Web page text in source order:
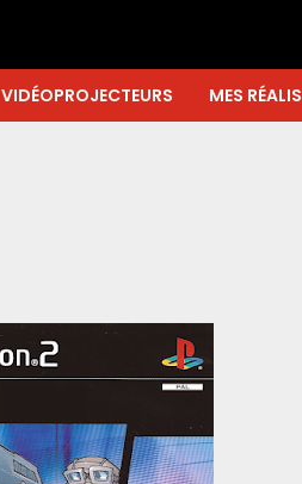
VIDÉOPROJECTEURS MES